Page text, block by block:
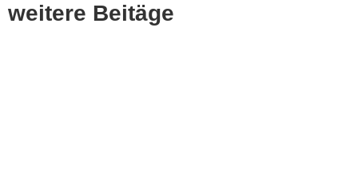
weitere Beitäge